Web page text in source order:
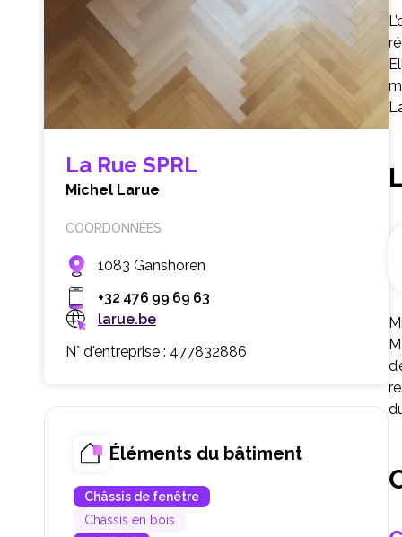
La Rue SPRL
Michel Larue
COORDONNÉES
1083 Ganshoren
+32 476 99 69 63
larue.be
N° d'entreprise : 477832886
Éléments du bâtiment
Châssis de fenêtre
Châssis en bois